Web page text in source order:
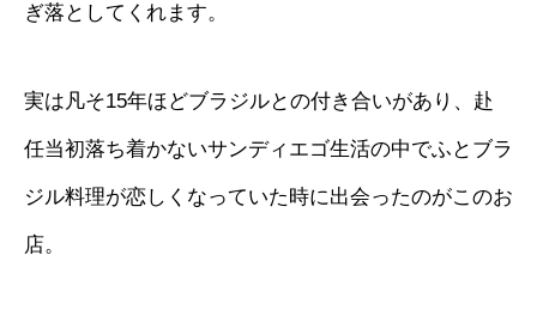
ぎ落としてくれます。
実は凡そ15年ほどブラジルとの付き合いがあり、赴
任当初落ち着かないサンディエゴ生活の中でふとブラ
ジル料理が恋しくなっていた時に出会ったのがこのお
店。